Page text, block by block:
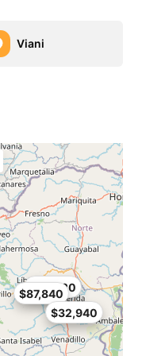
Viani
$87,840
$32,940
$62,220